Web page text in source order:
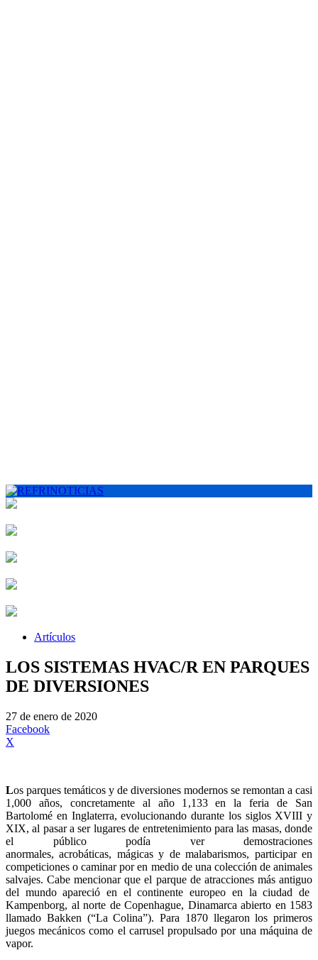
Artículos
LOS SISTEMAS HVAC/R EN PARQUES
DE DIVERSIONES
27 de enero de 2020
Facebook
X
Los parques temáticos y de diversiones modernos se remontan a casi
1,000 años, concretamente al año 1,133 en la feria de San
Bartolomé en Inglaterra, evolucionando durante los siglos XVIII y
XIX, al pasar a ser lugares de entretenimiento para las masas, donde
el público podía ver demostraciones
anormales, acrobáticas, mágicas y de malabarismos, participar en
competiciones o caminar por en medio de una colección de animales
salvajes. Cabe mencionar que el parque de atracciones más antiguo
del mundo apareció en el continente europeo en la ciudad de
Kampenborg, al norte de Copenhague, Dinamarca abierto en 1583
llamado Bakken (“La Colina”). Para 1870 llegaron los primeros
juegos mecánicos como el carrusel propulsado por una máquina de
vapor.